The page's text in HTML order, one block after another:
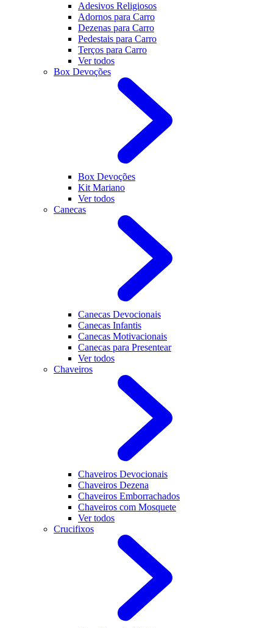
Adesivos Religiosos
Adornos para Carro
Dezenas para Carro
Pedestais para Carro
Terços para Carro
Ver todos
Box Devoções
Box Devoções
Kit Mariano
Ver todos
Canecas
Canecas Devocionais
Canecas Infantis
Canecas Motivacionais
Canecas para Presentear
Ver todos
Chaveiros
Chaveiros Devocionais
Chaveiros Dezena
Chaveiros Emborrachados
Chaveiros com Mosquete
Ver todos
Crucifixos